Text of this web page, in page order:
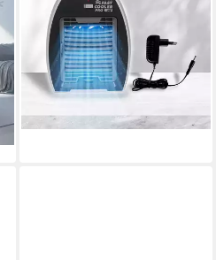
5 W Leistung
Drucktaste Bedienung
66,94 €
lieferbar - in 2-3 Werktagen bei dir